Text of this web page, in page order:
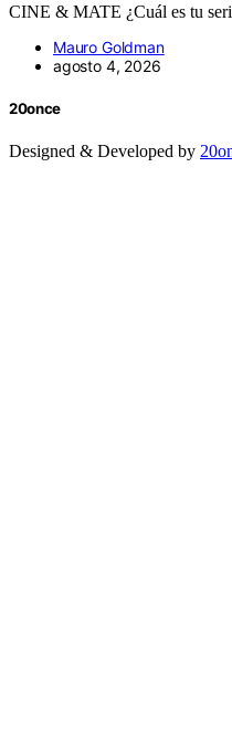
CINE & MATE ¿Cuál es tu
Mauro Goldman
agosto 4, 2026
20once
Designed & Developed by